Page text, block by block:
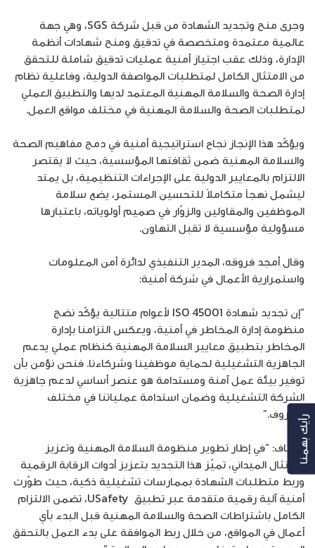
وجرى منح وتجديد الشهادة من قبل شركة SGS، وهي جهة
عالمية معتمدة ومتخصصة في تدقيق ومنح شهادات أنظمة
الإدارة، وذلك عقب اجتياز أمنية عمليات تدقيق شاملة للتحقق
من الامتثال الكامل لمتطلبات المواصفة الدولية، وفاعلية نظام
إدارة الصحة والسلامة المهنية المعتمد لديها والتطبيق العملي
لمتطلبات الصحة والسلامة المهنية في مختلف مواقع العمل.
ويؤكّد هذا الإنجاز نجاح استراتيجية أمنية في دمج مفاهيم الصحة
والسلامة المهنية ضمن ثقافتها المؤسسية، حيث لا يقتصر
الالتزام بالمعايير الدولية على الإجراءات التنظيمية، بل يمتد
ليشمل نهجاً متكاملاً للتحسين المستمر، يضع سلامة
الموظفين والمقاولين والزوّار في صميم أولوياته، باعتبارها
مسؤولية مؤسسية لا تقبل التهاون.
وقال أمجد فروقه، المدير التنفيذي لدائرة أمن المعلومات
واستمرارية الأعمال في شركة أمنية:
“إن تجديد شهادة ISO 45001 لأعوام متتالية يؤكّد نضج
منظومة إدارة المخاطر في أمنية، ويعكس التزامنا بإدارة
المخاطر بتطبيق معايير السلامة المهنية كنظام عملي يدعم
الجاهزية التشغيلية لحماية موظفينا وشركاءنا. فنحن نؤمن بأن
توفير بيئة عمل آمنة ومستدامة هو عنصر أساسي لدعم جاهزية
الشركة التشغيلية وضمان استدامة عملياتنا في مختلف
الظروف.”
وأضاف: “في إطار تطوير منظومة السلامة المهنية وتعزيز
الامتثال الميداني، تميّز هذا التجديد بتعزيز أدوات الرقابة الرقمية
وربط متطلبات الشهادة بممارسات تشغيلية ذكية، حيث طوّرت
أمنية آلية رقمية متقدمة عبر تطبيق USafety، تضمن الالتزام
الكامل باشتراطات الصحة والسلامة المهنية قبل البدء بأي
أعمال في المواقع، من خلال ربط الموافقة على بدء العمل بالتحقق
رأيك بهمنا